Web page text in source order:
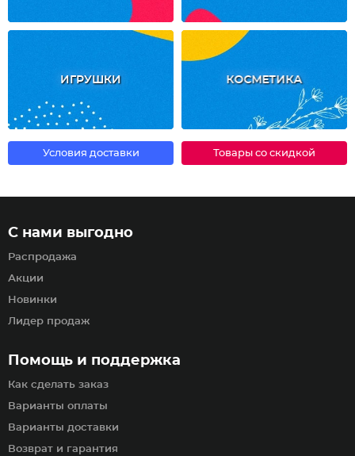
ИГРУШКИ КОСМЕТИКА
Условия доставки Товары со скидкой
Помощь и поддержка
Как сделать заказ
Варианты оплаты
Варианты доставки
Возврат и гарантия
С нами выгодно
Распродажа
Акции
Новинки
Лидер продаж